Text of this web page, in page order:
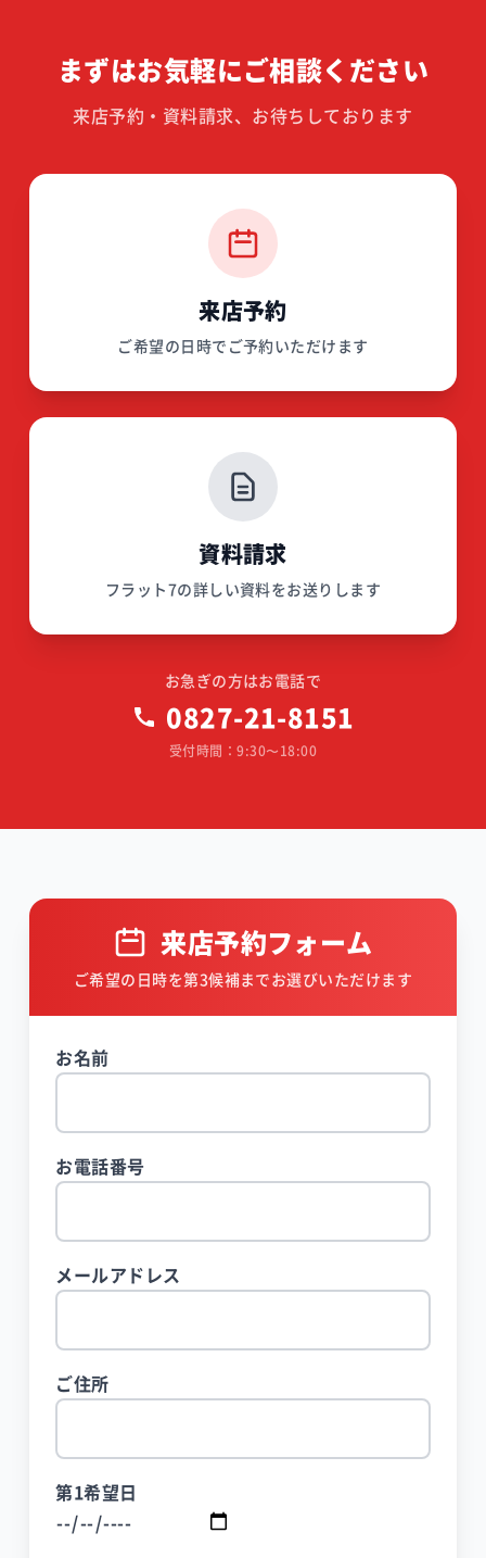
まずはお気軽にご相談ください
来店予約・資料請求、お待ちしております
来店予約
ご希望の日時でご予約いただけます
資料請求
フラット7の詳しい資料をお送りします
お急ぎの方はお電話で
0827-21-8151
受付時間：9:30〜18:00
来店予約フォーム
ご希望の日時を第3候補までお選びいただけます
お名前
お電話番号
メールアドレス
ご住所
第1希望日